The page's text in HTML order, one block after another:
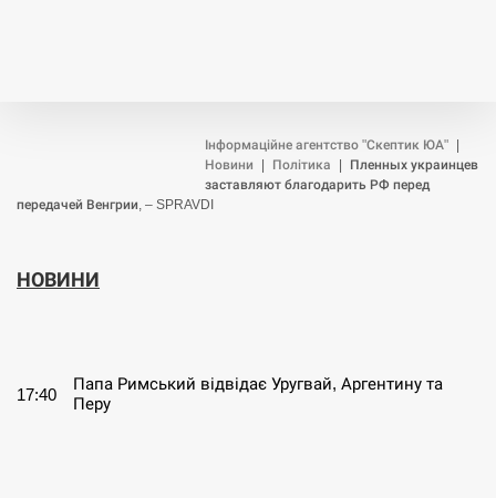
Інформаційне агентство "Скептик ЮА"
Новини
Політика
Пленных украинцев
заставляют благодарить РФ перед
передачей Венгрии, – SPRAVDI
НОВИНИ
17:40
Папа Римський відвідає Уругвай, Аргентину та
Перу